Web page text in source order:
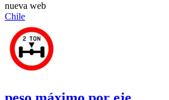
nueva web
Chile